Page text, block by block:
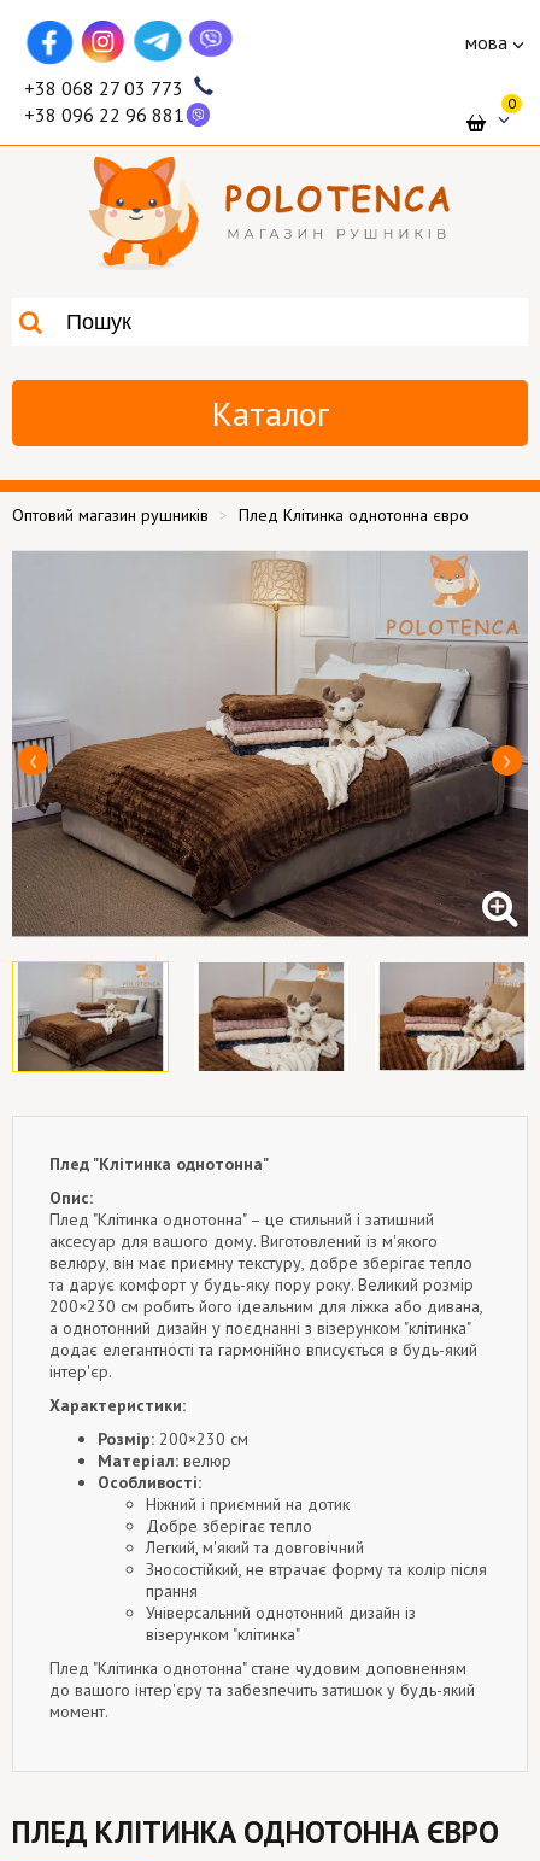
мова
+38 068 27 03 773
+38 096 22 96 881
0
Каталог
Оптовий магазин рушників Плед Клітинка однотонна євро
Плед "Клітинка однотонна"
Опис:
Плед "Клітинка однотонна" – це стильний і затишний
аксесуар для вашого дому. Виготовлений із м'якого
велюру, він має приємну текстуру, добре зберігає тепло
та дарує комфорт у будь-яку пору року. Великий розмір
200×230 см робить його ідеальним для ліжка або дивана,
а однотонний дизайн у поєднанні з візерунком "клітинка"
додає елегантності та гармонійно вписується в будь-який
інтер'єр.
Характеристики:
Розмір: 200×230 см
Матеріал: велюр
Особливості:
Ніжний і приємний на дотик
Добре зберігає тепло
Легкий, м'який та довговічний
Зносостійкий, не втрачає форму та колір після
прання
Універсальний однотонний дизайн із
візерунком "клітинка"
Плед "Клітинка однотонна" стане чудовим доповненням
до вашого інтер'єру та забезпечить затишок у будь-який
момент.
ПЛЕД КЛІТИНКА ОДНОТОННА ЄВРО